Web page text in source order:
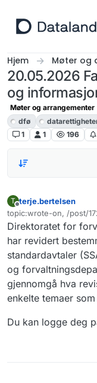
Hjem Møter og
20.05.2026
og
Møter og arrangementer
dfø
1
1 196
T
Frakoblet
terje.bertelsen
topic:wrote-on, /post/
Sist endret av
Direktoratet for
har revidert
standardavtaler
og
gjennomgå hva
enkelte temaer
Du kan logge deg